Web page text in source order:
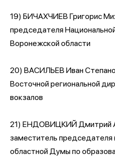
19) БИЧАХЧИЕВ Григорис
председателя
Воронежской области
20) ВАСИЛЬЕВ Иван
Восточной региональной
вокзалов
21) ЕНДОВИЦКИЙ Дмитрий
заместитель
областной Думы по